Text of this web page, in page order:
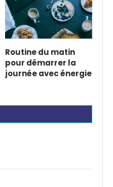
Routine du matin
pour démarrer la
journée avec énergie